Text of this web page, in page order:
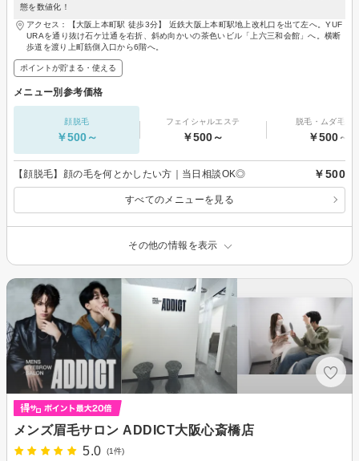
態を数値化！
アクセス：【大阪上本町駅 徒歩3分】 近鉄大阪上本町駅地上改札口を出て左へ。YUF
URAを通り抜け石ケ辻通を右折、斜め向かいの茶色いビル「上六三和会館」へ。横断
歩道を渡り上町筋側入口から6階へ。
ポイントが貯まる・使える
メニュー別参考価格
顔脱毛
￥500～
フェイシャルエステ
￥500～
脱毛・ムダ毛処
￥500～
【顔脱毛】顔の毛を何とかしたい方｜当日相談OK◎ ￥500
すべてのメニューを見る
その他の情報を表示
メンズ眉毛サロン ADDICT大阪心斎橋店
5.0
(1件)